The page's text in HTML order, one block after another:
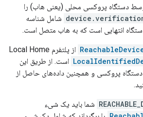
دستگاه پروکسی محلی (یعنی هاب) را
شامل شناسه
انتهایی است که به هاب متصل است.
از پلتفرم Local Home
است. از طریق این
دستگاه پروکسی و همچنین داده‌های حاصل از
شما باید یک شیء